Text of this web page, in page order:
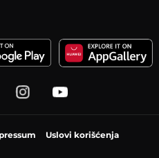
Uslovi korišćenja